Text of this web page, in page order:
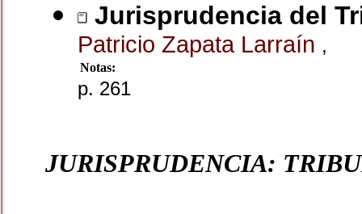
Jurisprudencia del
Patricio Zapata Larraín ,
Notas:
p. 261
JURISPRUDENCIA: